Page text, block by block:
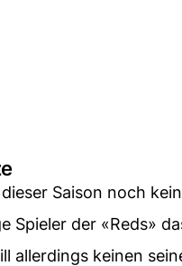
Saison noch
Spieler der «Reds»
allerdings keinen